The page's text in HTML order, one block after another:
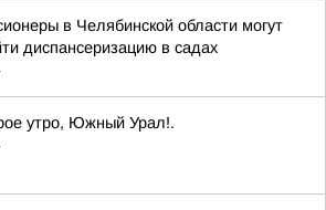
в Челябинской области могут
диспансеризацию в садах
утро, Южный Урал!.